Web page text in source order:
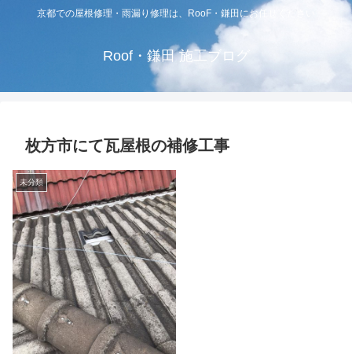
京都での屋根修理・雨漏り修理は、RooF・鎌田にお任せください
Roof・鎌田 施工ブログ
枚方市にて瓦屋根の補修工事
未分類